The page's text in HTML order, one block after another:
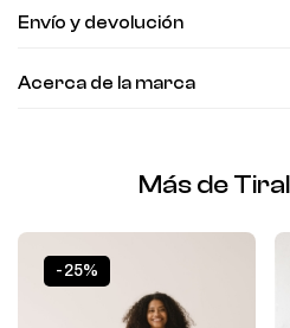
Envío y devolución
Acerca de la marca
Más de
-25%